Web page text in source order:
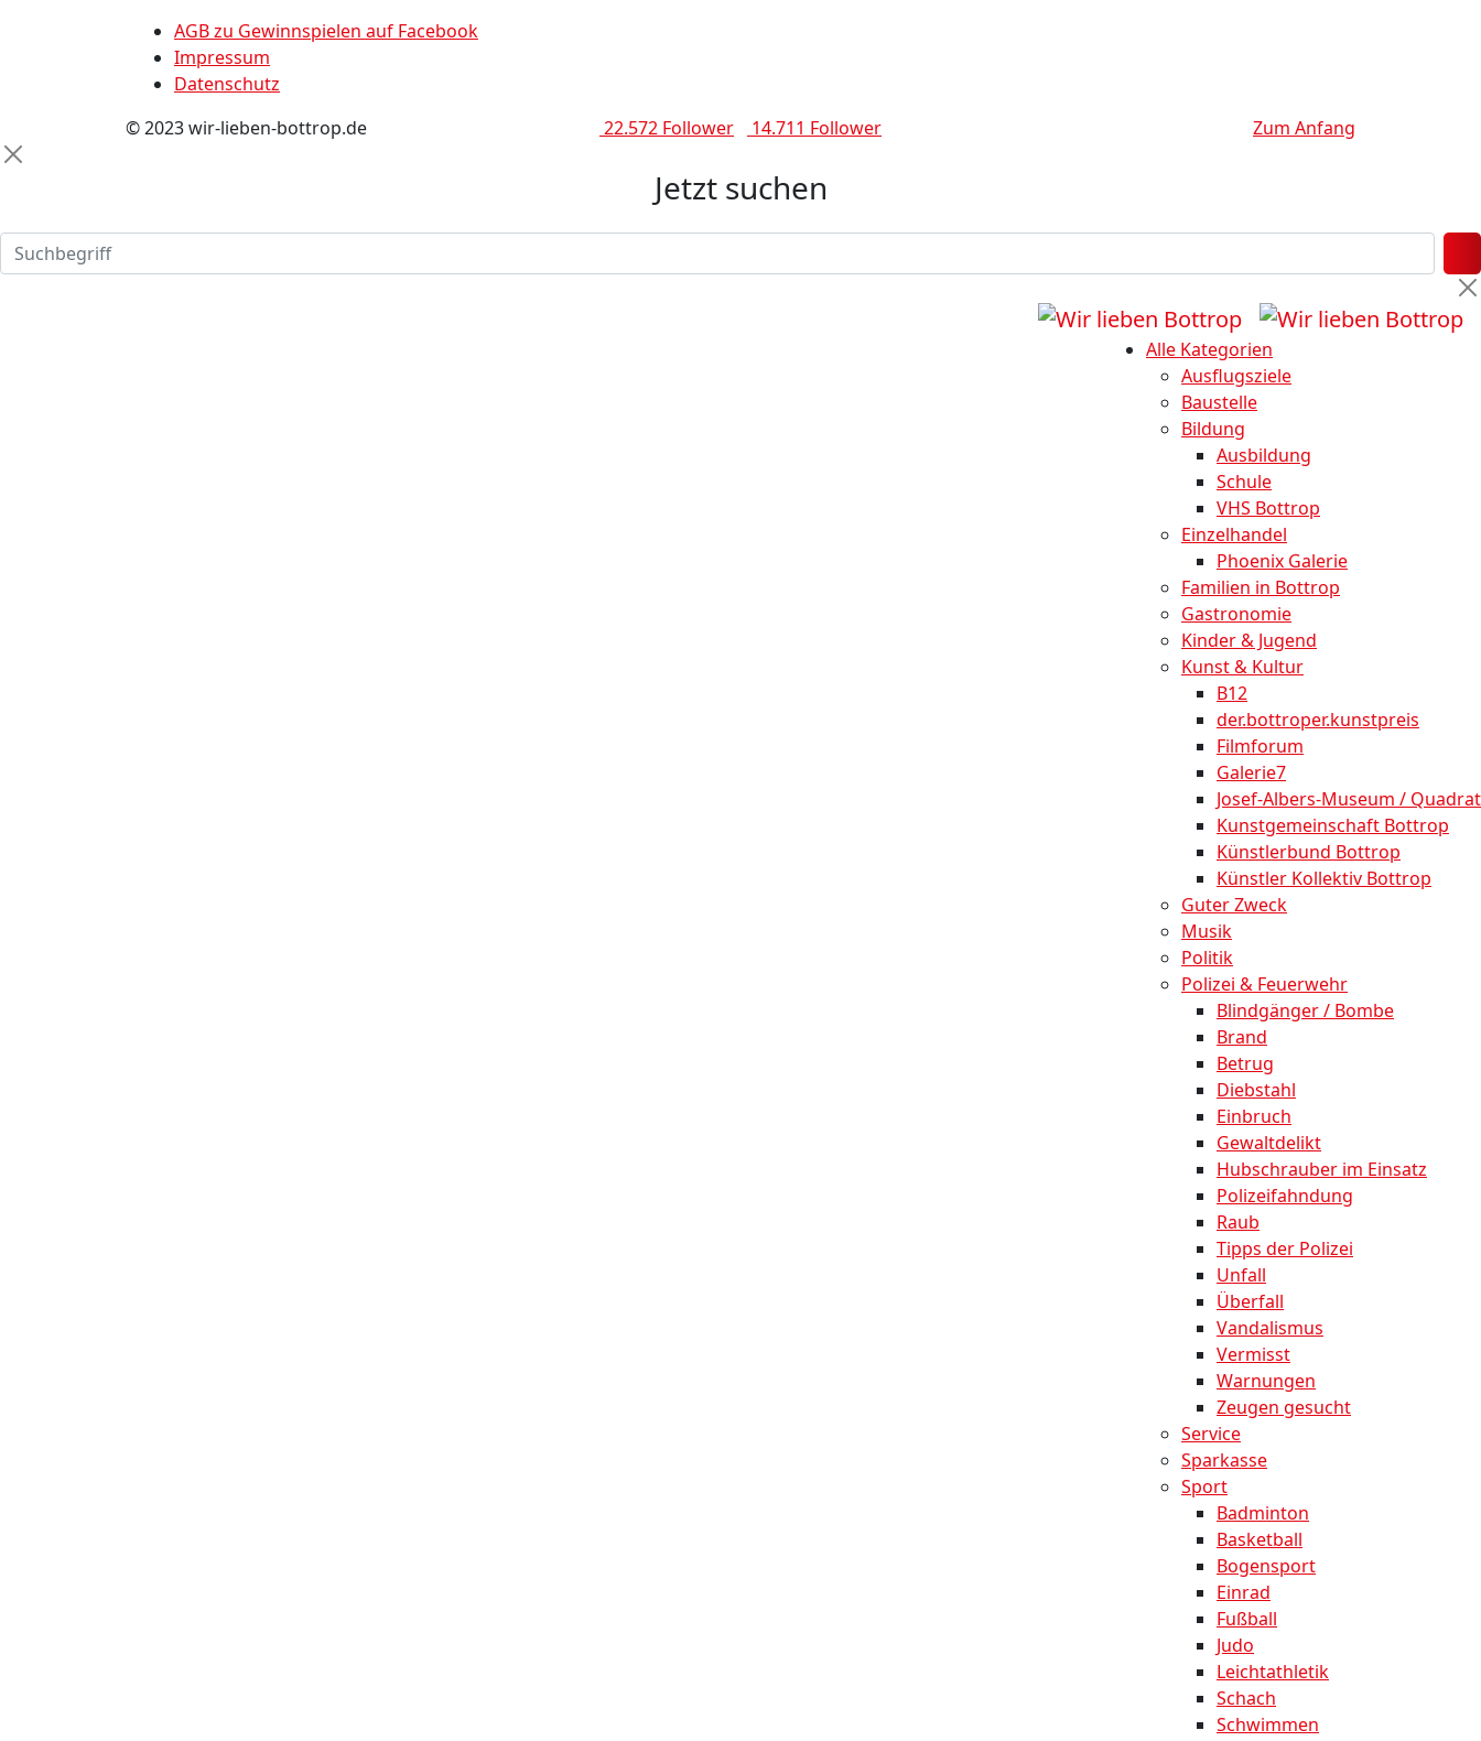
AGB zu Gewinnspielen auf Facebook
Impressum
Datenschutz
© 2023 wir-lieben-bottrop.de
22.572 Follower 14.711 Follower Zum Anfang
Jetzt suchen
Alle Kategorien
Ausflugsziele
Baustelle
Bildung
Ausbildung
Schule
VHS Bottrop
Einzelhandel
Phoenix Galerie
Familien in Bottrop
Gastronomie
Kinder & Jugend
Kunst & Kultur
B12
der.bottroper.kunstpreis
Filmforum
Galerie7
Josef-Albers-Museum / Quadrat
Kunstgemeinschaft Bottrop
Künstlerbund Bottrop
Künstler Kollektiv Bottrop
Guter Zweck
Musik
Politik
Polizei & Feuerwehr
Blindgänger / Bombe
Brand
Betrug
Diebstahl
Einbruch
Gewaltdelikt
Hubschrauber im Einsatz
Polizeifahndung
Raub
Tipps der Polizei
Unfall
Überfall
Vandalismus
Vermisst
Warnungen
Zeugen gesucht
Service
Sparkasse
Sport
Badminton
Basketball
Bogensport
Einrad
Fußball
Judo
Leichtathletik
Schach
Schwimmen